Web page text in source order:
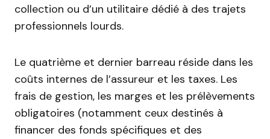
collection ou d’un utilitaire dédié à des trajets
professionnels lourds.
Le quatrième et dernier barreau réside dans les
coûts internes de l’assureur et les taxes. Les
frais de gestion, les marges et les prélèvements
obligatoires (notamment ceux destinés à
financer des fonds spécifiques et des